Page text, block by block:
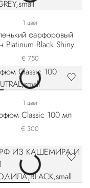
1 цвет
фарфоровый
Platinum Black Shiny
€ 750
1 цвет
Classic 100 мл
€ 300